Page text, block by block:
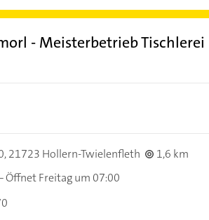
- Meisterbetrieb Tischlerei
21723 Hollern-Twielenfleth
1,6 km
Öffnet Freitag um 07:00